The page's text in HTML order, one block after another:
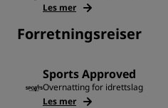
Les mer
Forretningsreiser
Sports Approved
Overnatting for idrettslag
Les mer